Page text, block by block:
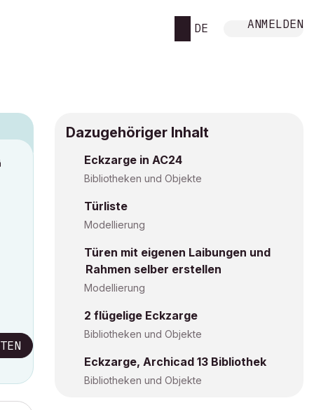
DE ANMELDEN
Dazugehöriger Inhalt
Eckzarge in AC24
Bibliotheken und Objekte
Türliste
Modellierung
Türen mit eigenen Laibungen und
Rahmen selber erstellen
Modellierung
2 flügelige Eckzarge
Bibliotheken und Objekte
Eckzarge, Archicad 13 Bibliothek
Bibliotheken und Objekte